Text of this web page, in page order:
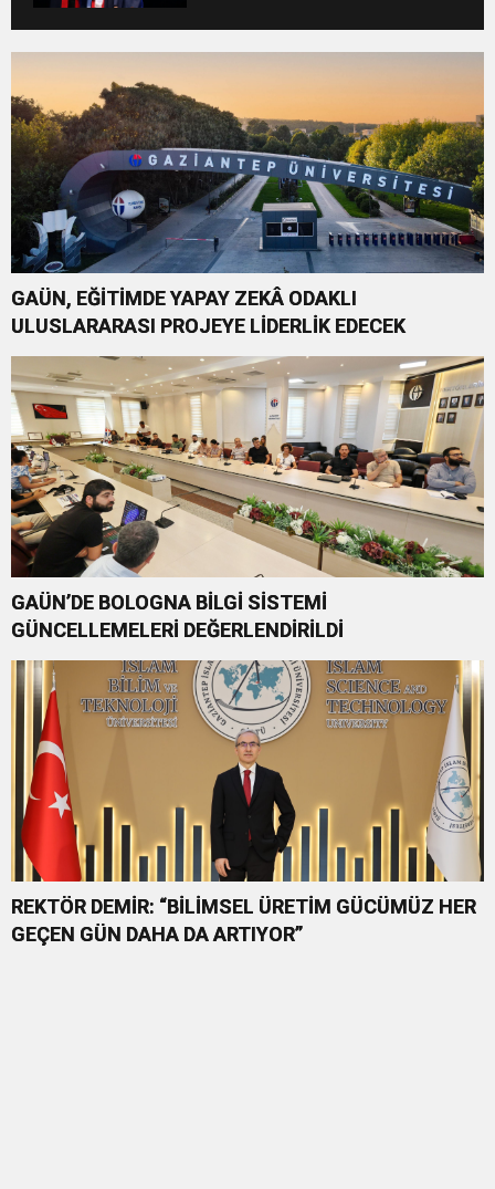
GAÜN, EĞİTİMDE YAPAY ZEKÂ ODAKLI
ULUSLARARASI PROJEYE LİDERLİK EDECEK
GAÜN’DE BOLOGNA BİLGİ SİSTEMİ
GÜNCELLEMELERİ DEĞERLENDİRİLDİ
REKTÖR DEMİR: “BİLİMSEL ÜRETİM GÜCÜMÜZ HER
GEÇEN GÜN DAHA DA ARTIYOR”